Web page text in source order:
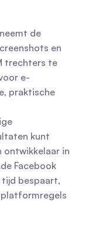
de
en
trechters te
e-
praktische
kunt
ontwikkelaar in
Facebook
bespaart,
platformregels